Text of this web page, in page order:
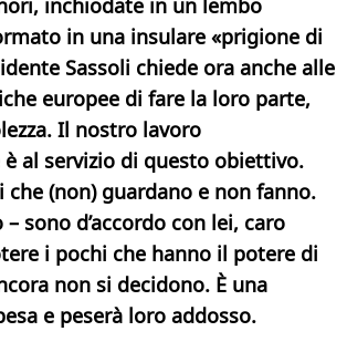
inchiodate in un lembo
in una insulare «prigione di
Sassoli chiede ora anche alle
europee di fare la loro parte,
Il nostro lavoro
è al servizio di questo obiettivo.
che (non) guardano e non fanno.
sono d’accordo con lei, caro
i pochi che hanno il potere di
non si decidono. È una
e peserà loro addosso.